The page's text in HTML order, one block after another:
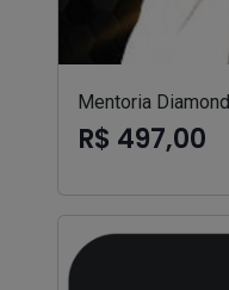
Mentoria Diamond
R$ 497,00